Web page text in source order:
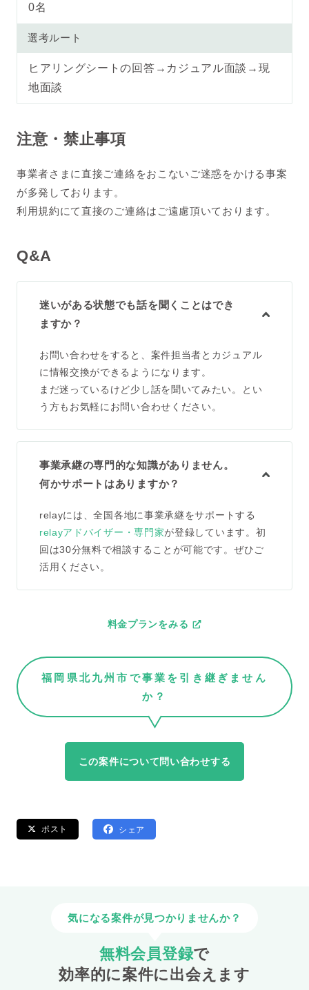
0名
選考ルート
ヒアリングシートの回答→カジュアル面談→現
地面談
注意・禁止事項
事業者さまに直接ご連絡をおこないご迷惑をかける事案
が多発しております。
利用規約にて直接のご連絡はご遠慮頂いております。
Q&A
迷いがある状態でも話を聞くことはでき
ますか？
お問い合わせをすると、案件担当者とカジュアル
に情報交換ができるようになります。
まだ迷っているけど少し話を聞いてみたい。とい
う方もお気軽にお問い合わせください。
事業承継の専門的な知識がありません。
何かサポートはありますか？
relayには、全国各地に事業承継をサポートする
relayアドバイザー・専門家が登録しています。初
回は30分無料で相談することが可能です。ぜひご
活用ください。
料金プランをみる
福岡県北九州市で事業を引き継ぎません
か？
この案件について問い合わせする
ポスト シェア
気になる案件が見つかりませんか？
無料会員登録で
効率的に案件に出会えます